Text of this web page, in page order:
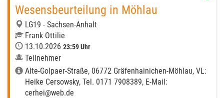
Wesensbeurteilung in Möhlau
LG19 - Sachsen-Anhalt
Frank Ottilie
13.10.2026 23:59 Uhr
Teilnehmer
Alte-Golpaer-Straße, 06772 Gräfenhainichen-Möhlau, VL:
Heike Cersowsky, Tel. 0171 7908389, E-Mail:
cerhei@web.de